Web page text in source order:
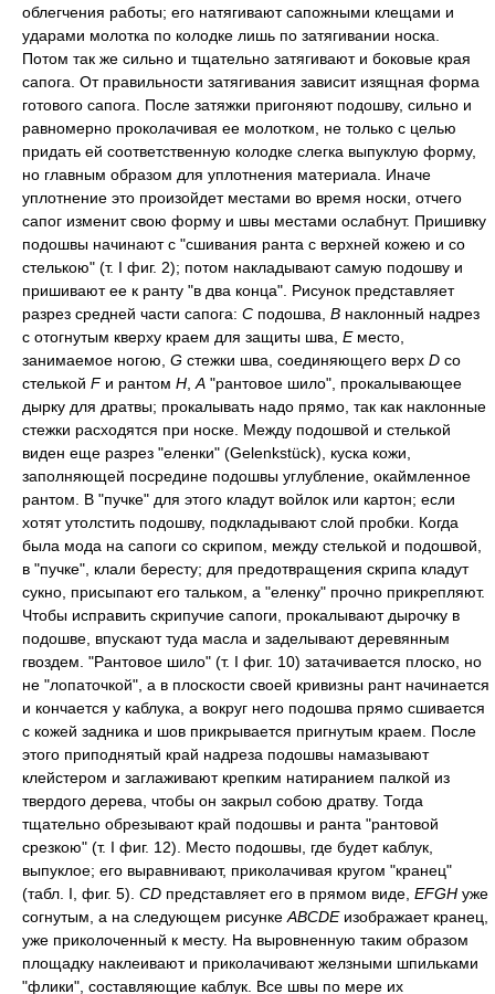
облегчения работы; его натягивают сапожными клещами и
ударами молотка по колодке лишь по затягивании носка.
Потом так же сильно и тщательно затягивают и боковые края
сапога. От правильности затягивания зависит изящная форма
готового сапога. После затяжки пригоняют подошву, сильно и
равномерно проколачивая ее молотком, не только с целью
придать ей соответственную колодке слегка выпуклую форму,
но главным образом для уплотнения материала. Иначе
уплотнение это произойдет местами во время носки, отчего
сапог изменит свою форму и швы местами ослабнут. Пришивку
подошвы начинают с "сшивания ранта с верхней кожею и со
стелькою" (т. I фиг. 2); потом накладывают самую подошву и
пришивают ее к ранту "в два конца". Рисунок представляет
разрез средней части сапога: С подошва, В наклонный надрез
с отогнутым кверху краем для защиты шва, Eместо,
занимаемое ногою, G стежки шва, соединяющего верх D со
стелькой Fи рантом H,А "рантовое шило", прокалывающее
дырку для дратвы; прокалывать надо прямо, так как наклонные
стежки расходятся при носке. Между подошвой и стелькой
виден еще разрез "еленки" (Gelenkstück), куска кожи,
заполняющей посредине подошвы углубление, окаймленное
рантом. В "пучке" для этого кладут войлок или картон; если
хотят утолстить подошву, подкладывают слой пробки. Когда
была мода на сапоги со скрипом, между стелькой и подошвой,
в "пучке", клали бересту; для предотвращения скрипа кладут
сукно, присыпают его тальком, а "еленку" прочно прикрепляют.
Чтобы исправить скрипучие сапоги, прокалывают дырочку в
подошве, впускают туда масла и заделывают деревянным
гвоздем. "Рантовое шило" (т. I фиг. 10) затачивается плоско, но
не "лопаточкой", а в плоскости своей кривизны рант начинается
и кончается у каблука, а вокруг него подошва прямо сшивается
с кожей задника и шов прикрывается пригнутым краем. После
этого приподнятый край надреза подошвы намазывают
клейстером и заглаживают крепким натиранием палкой из
твердого дерева, чтобы он закрыл собою дратву. Тогда
тщательно обрезывают край подошвы и ранта "рантовой
срезкою" (т. I фиг. 12). Место подошвы, где будет каблук,
выпуклое; его выравнивают, приколачивая кругом "кранец"
(табл. I, фиг. 5). CD представляет его в прямом виде, EFGH уже
согнутым, а на следующем рисункеABCDEизображает кранец,
уже приколоченный к месту. На выровненную таким образом
площадку наклеивают и приколачивают желзными шпильками
"флики", составляющие каблук. Все швы по мере их